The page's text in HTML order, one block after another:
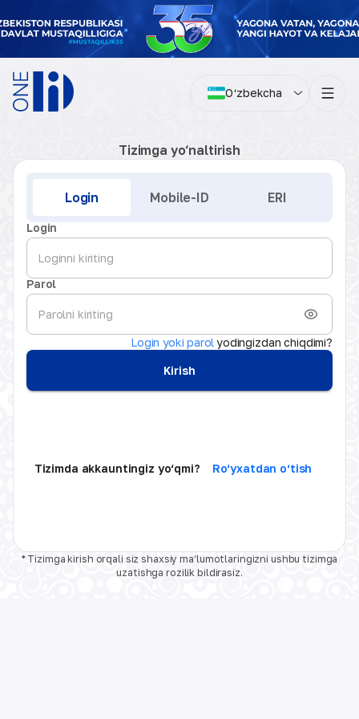
O‘zbekcha
Tizimga yo‘naltirish
Login Mobile-ID ERI
Login
Parol
Login yoki parolyodingizdan chiqdimi?
Kirish
Tizimda akkauntingiz yo‘qmi? Ro‘yxatdan o‘tish
* Tizimga kirish orqali siz shaxsiy ma‘lumotlaringizni ushbu tizimga
uzatishga rozilik bildirasiz.